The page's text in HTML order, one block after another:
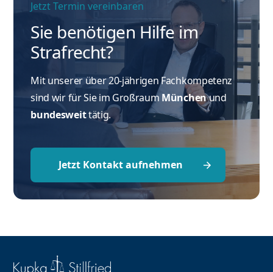
Jetzt Termin vereinbaren
Sie benötigen Hilfe im
Strafrecht?
Mit unserer über 20-jährigen Fachkompetenz
sind wir für Sie im Großraum Münchenund
bundesweittätig.
Jetzt Kontakt aufnehmen